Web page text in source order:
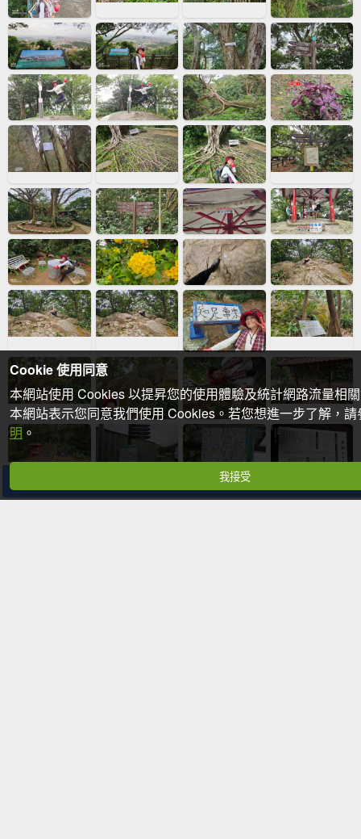
分享
Cookie 使用同意
本網站使用 Cookies 以提昇您的使用體驗及統計網路流量相
本網站表示您同意我們使用 Cookies。若您想進一步了解，
明 。
我接受